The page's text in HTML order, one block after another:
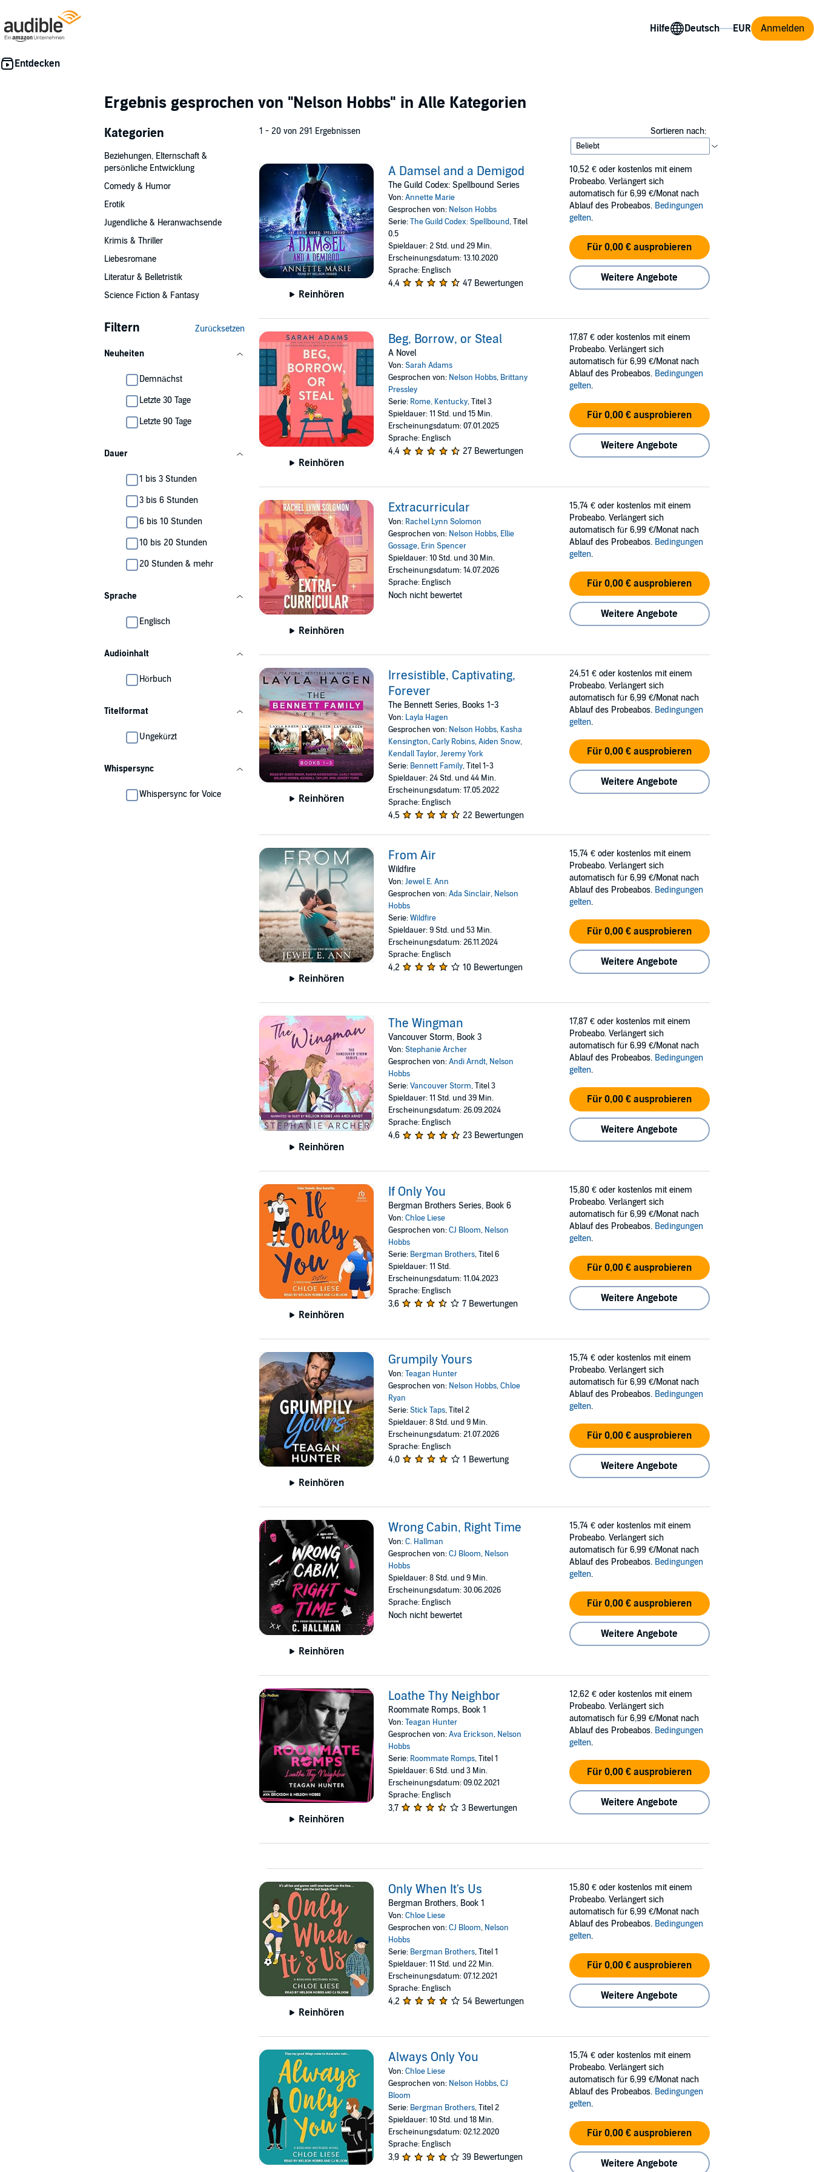
Hilfe Anmelden
Ergebnis gesprochen von "Nelson Hobbs" in Alle Kategorien
Kategorien
Beziehungen, Elternschaft &
persönliche Entwicklung
Comedy & Humor
Erotik
Jugendliche & Heranwachsende
Krimis & Thriller
Liebesromane
Literatur & Belletristik
Science Fiction & Fantasy
Filtern Zurücksetzen
Neuheiten
Demnächst
Letzte 30 Tage
Letzte 90 Tage
Dauer
1 bis 3 Stunden
3 bis 6 Stunden
6 bis 10 Stunden
10 bis 20 Stunden
20 Stunden & mehr
Sprache
Englisch
Audioinhalt
Hörbuch
Titelformat
Ungekürzt
Whispersync
Whispersync for Voice
1 - 20 von 291 Ergebnissen Sortieren nach:
Reinhören
A Damsel and a Demigod
The Guild Codex: Spellbound Series
Von:Annette Marie
Gesprochen von: Nelson Hobbs
Serie:The Guild Codex: Spellbound, Titel
0.5
Spieldauer: 2 Std. und 29 Min.
Erscheinungsdatum: 13.10.2020
Sprache: Englisch
4,4 47 Bewertungen
10,52 € oder kostenlos mit einem
Probeabo. Verlängert sich
automatisch für 6,99 €/Monat nach
Ablauf des Probeabos. Bedingungen
gelten.
Für 0,00 € ausprobieren
Weitere Angebote
Reinhören
Beg, Borrow, or Steal
A Novel
Von:Sarah Adams
Gesprochen von: Nelson Hobbs, Brittany
Pressley
Serie: Rome, Kentucky, Titel 3
Spieldauer: 11 Std. und 15 Min.
Erscheinungsdatum: 07.01.2025
Sprache: Englisch
4,4 27 Bewertungen
17,87 € oder kostenlos mit einem
Probeabo. Verlängert sich
automatisch für 6,99 €/Monat nach
Ablauf des Probeabos. Bedingungen
gelten.
Für 0,00 € ausprobieren
Weitere Angebote
Reinhören
Extracurricular
Von: Rachel Lynn Solomon
Gesprochen von: Nelson Hobbs, Ellie
Gossage, Erin Spencer
Spieldauer: 10 Std. und 30 Min.
Erscheinungsdatum: 14.07.2026
Sprache: Englisch
Noch nicht bewertet
15,74 € oder kostenlos mit einem
Probeabo. Verlängert sich
automatisch für 6,99 €/Monat nach
Ablauf des Probeabos. Bedingungen
gelten.
Für 0,00 € ausprobieren
Weitere Angebote
Reinhören
Irresistible, Captivating,
Forever
The Bennett Series, Books 1-3
Von: Layla Hagen
Gesprochen von: Nelson Hobbs, Kasha
Kensington,Carly Robins,Aiden Snow,
Kendall Taylor,Jeremy York
Serie: Bennett Family, Titel 1-3
Spieldauer: 24 Std. und 44 Min.
Erscheinungsdatum: 17.05.2022
Sprache: Englisch
4,5 22 Bewertungen
24,51 € oder kostenlos mit einem
Probeabo. Verlängert sich
automatisch für 6,99 €/Monat nach
Ablauf des Probeabos. Bedingungen
gelten.
Für 0,00 € ausprobieren
Weitere Angebote
Reinhören
From Air
Wildfire
Von:Jewel E. Ann
Gesprochen von:Ada Sinclair, Nelson
Hobbs
Serie:Wildfire
Spieldauer: 9 Std. und 53 Min.
Erscheinungsdatum: 26.11.2024
Sprache: Englisch
4,2 10 Bewertungen
15,74 € oder kostenlos mit einem
Probeabo. Verlängert sich
automatisch für 6,99 €/Monat nach
Ablauf des Probeabos. Bedingungen
gelten.
Für 0,00 € ausprobieren
Weitere Angebote
Reinhören
The Wingman
Vancouver Storm, Book 3
Von:Stephanie Archer
Gesprochen von:Andi Arndt, Nelson
Hobbs
Serie:Vancouver Storm, Titel 3
Spieldauer: 11 Std. und 39 Min.
Erscheinungsdatum: 26.09.2024
Sprache: Englisch
4,6 23 Bewertungen
17,87 € oder kostenlos mit einem
Probeabo. Verlängert sich
automatisch für 6,99 €/Monat nach
Ablauf des Probeabos. Bedingungen
gelten.
Für 0,00 € ausprobieren
Weitere Angebote
Reinhören
If Only You
Bergman Brothers Series, Book 6
Von:Chloe Liese
Gesprochen von:CJ Bloom, Nelson
Hobbs
Serie: Bergman Brothers, Titel 6
Spieldauer: 11 Std.
Erscheinungsdatum: 11.04.2023
Sprache: Englisch
3,6 7 Bewertungen
15,80 € oder kostenlos mit einem
Probeabo. Verlängert sich
automatisch für 6,99 €/Monat nach
Ablauf des Probeabos. Bedingungen
gelten.
Für 0,00 € ausprobieren
Weitere Angebote
Reinhören
Grumpily Yours
Von:Teagan Hunter
Gesprochen von: Nelson Hobbs,Chloe
Ryan
Serie:Stick Taps, Titel 2
Spieldauer: 8 Std. und 9 Min.
Erscheinungsdatum: 21.07.2026
Sprache: Englisch
4,0 1 Bewertung
15,74 € oder kostenlos mit einem
Probeabo. Verlängert sich
automatisch für 6,99 €/Monat nach
Ablauf des Probeabos. Bedingungen
gelten.
Für 0,00 € ausprobieren
Weitere Angebote
Reinhören
Wrong Cabin, Right Time
Von:C. Hallman
Gesprochen von:CJ Bloom, Nelson
Hobbs
Spieldauer: 8 Std. und 9 Min.
Erscheinungsdatum: 30.06.2026
Sprache: Englisch
Noch nicht bewertet
15,74 € oder kostenlos mit einem
Probeabo. Verlängert sich
automatisch für 6,99 €/Monat nach
Ablauf des Probeabos. Bedingungen
gelten.
Für 0,00 € ausprobieren
Weitere Angebote
Reinhören
Loathe Thy Neighbor
Roommate Romps, Book 1
Von:Teagan Hunter
Gesprochen von:Ava Erickson, Nelson
Hobbs
Serie: Roommate Romps, Titel 1
Spieldauer: 6 Std. und 3 Min.
Erscheinungsdatum: 09.02.2021
Sprache: Englisch
3,7 3 Bewertungen
12,62 € oder kostenlos mit einem
Probeabo. Verlängert sich
automatisch für 6,99 €/Monat nach
Ablauf des Probeabos. Bedingungen
gelten.
Für 0,00 € ausprobieren
Weitere Angebote
Reinhören
Only When It's Us
Bergman Brothers, Book 1
Von:Chloe Liese
Gesprochen von:CJ Bloom, Nelson
Hobbs
Serie: Bergman Brothers, Titel 1
Spieldauer: 11 Std. und 22 Min.
Erscheinungsdatum: 07.12.2021
Sprache: Englisch
4,2 54 Bewertungen
15,80 € oder kostenlos mit einem
Probeabo. Verlängert sich
automatisch für 6,99 €/Monat nach
Ablauf des Probeabos. Bedingungen
gelten.
Für 0,00 € ausprobieren
Weitere Angebote
Always Only You
Von:Chloe Liese
Gesprochen von: Nelson Hobbs,CJ
Bloom
Serie: Bergman Brothers, Titel 2
Spieldauer: 10 Std. und 18 Min.
Erscheinungsdatum: 02.12.2020
Sprache: Englisch
3,9 39 Bewertungen
15,74 € oder kostenlos mit einem
Probeabo. Verlängert sich
automatisch für 6,99 €/Monat nach
Ablauf des Probeabos. Bedingungen
gelten.
Für 0,00 € ausprobieren
Weitere Angebote